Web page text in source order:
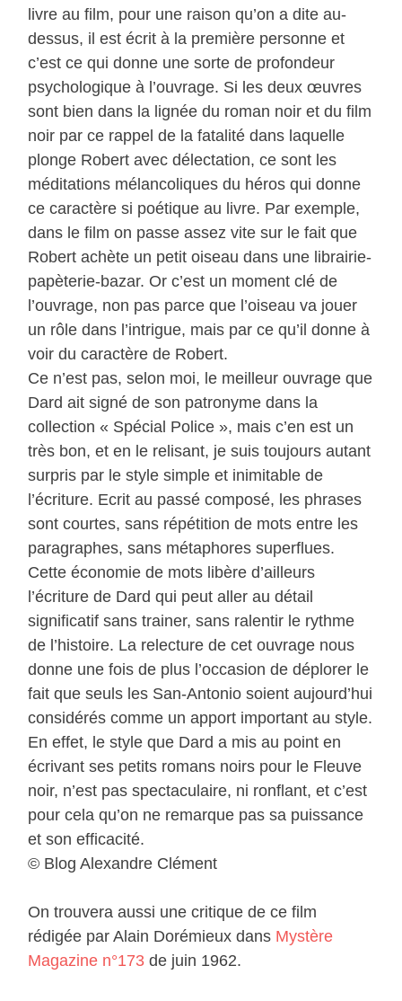
livre au film, pour une raison qu’on a dite au-
dessus, il est écrit à la première personne et
c’est ce qui donne une sorte de profondeur
psychologique à l’ouvrage. Si les deux œuvres
sont bien dans la lignée du roman noir et du film
noir par ce rappel de la fatalité dans laquelle
plonge Robert avec délectation, ce sont les
méditations mélancoliques du héros qui donne
ce caractère si poétique au livre. Par exemple,
dans le film on passe assez vite sur le fait que
Robert achète un petit oiseau dans une librairie-
papèterie-bazar. Or c’est un moment clé de
l’ouvrage, non pas parce que l’oiseau va jouer
un rôle dans l’intrigue, mais par ce qu’il donne à
voir du caractère de Robert.
Ce n’est pas, selon moi, le meilleur ouvrage que
Dard ait signé de son patronyme dans la
collection « Spécial Police », mais c’en est un
très bon, et en le relisant, je suis toujours autant
surpris par le style simple et inimitable de
l’écriture. Ecrit au passé composé, les phrases
sont courtes, sans répétition de mots entre les
paragraphes, sans métaphores superflues.
Cette économie de mots libère d’ailleurs
l’écriture de Dard qui peut aller au détail
significatif sans trainer, sans ralentir le rythme
de l’histoire. La relecture de cet ouvrage nous
donne une fois de plus l’occasion de déplorer le
fait que seuls les San-Antonio soient aujourd’hui
considérés comme un apport important au style.
En effet, le style que Dard a mis au point en
écrivant ses petits romans noirs pour le Fleuve
noir, n’est pas spectaculaire, ni ronflant, et c’est
pour cela qu’on ne remarque pas sa puissance
et son efficacité.
© Blog Alexandre Clément
On trouvera aussi une critique de ce film
rédigée par Alain Dorémieux dans Mystère
Magazine n°173 de juin 1962.